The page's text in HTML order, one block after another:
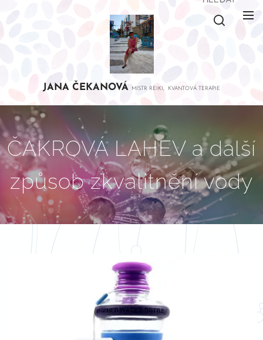
JANA ČEKANOVÁ MISTR REIKI, KVANTOVÁ TERAPIE
ČAKROVÁ LAHEV a další
způsob zkvalitnění vody